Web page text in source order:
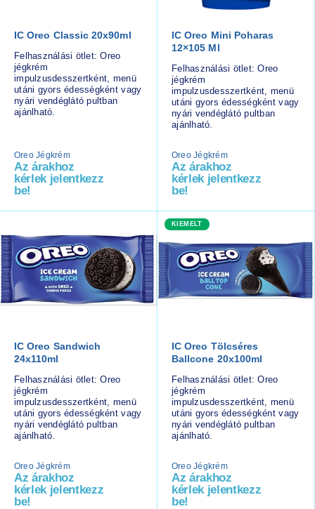
IC Oreo Classic 20x90ml
Felhasználási ötlet: Oreo
jégkrém
impulzusdesszertként, menü
utáni gyors édességként vagy
nyári vendéglátó pultban
ajánlható.
Oreo Jégkrém
Az árakhoz
kérlek jelentkezz
be!
IC Oreo Mini Poharas
12×105 Ml
Felhasználási ötlet: Oreo
jégkrém
impulzusdesszertként, menü
utáni gyors édességként vagy
nyári vendéglátó pultban
ajánlható.
Oreo Jégkrém
Az árakhoz
kérlek jelentkezz
be!
IC Oreo Sandwich
24x110ml
Felhasználási ötlet: Oreo
jégkrém
impulzusdesszertként, menü
utáni gyors édességként vagy
nyári vendéglátó pultban
ajánlható.
Oreo Jégkrém
Az árakhoz
kérlek jelentkezz
be!
KIEMELT
IC Oreo Tölcséres
Ballcone 20x100ml
Felhasználási ötlet: Oreo
jégkrém
impulzusdesszertként, menü
utáni gyors édességként vagy
nyári vendéglátó pultban
ajánlható.
Oreo Jégkrém
Az árakhoz
kérlek jelentkezz
be!